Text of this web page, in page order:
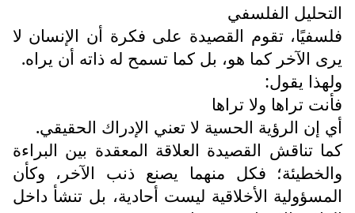
التحليل الفلسفي
فلسفيًا، تقوم القصيدة على فكرة أن الإنسان لا
يرى الآخر كما هو، بل كما تسمح له ذاته أن يراه.
ولهذا يقول:
فأنت تراها ولا تراها
أي إن الرؤية الحسية لا تعني الإدراك الحقيقي.
كما تناقش القصيدة العلاقة المعقدة بين البراءة
والخطيئة؛ فكل منهما يصنع ذنب الآخر، وكأن
المسؤولية الأخلاقية ليست أحادية، بل تنشأ داخل